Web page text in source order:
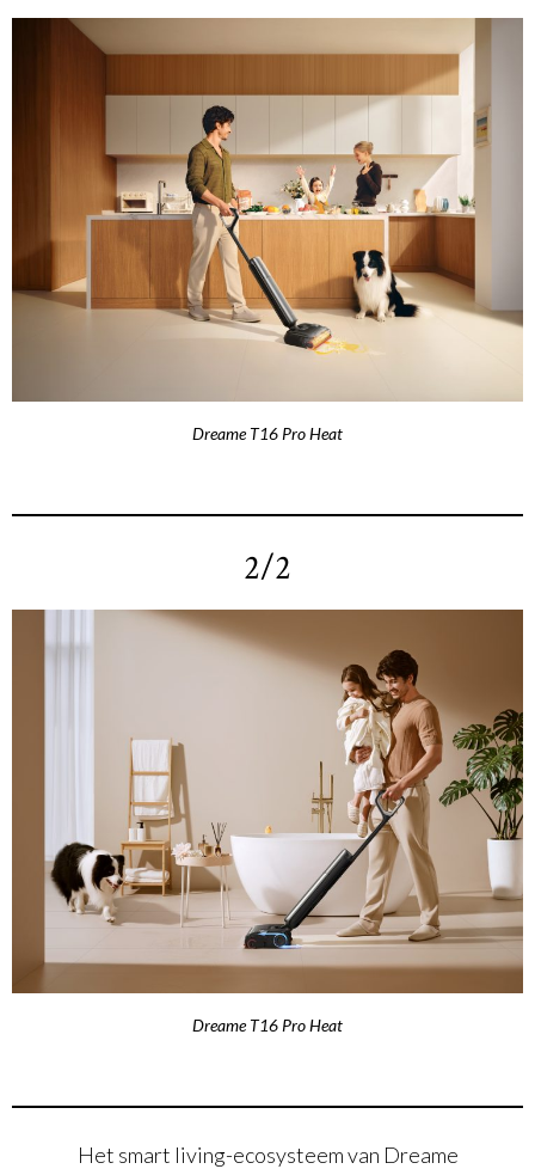
Dreame T16 Pro Heat
2/2
Dreame T16 Pro Heat
Het smart living-ecosysteem van Dreame